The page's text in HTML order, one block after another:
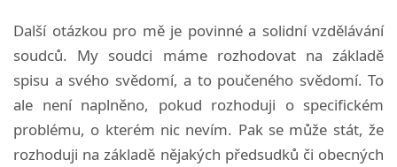
Další otázkou pro mě je povinné a solidní vzdělávání
soudců. My soudci máme rozhodovat na základě
spisu a svého svědomí, a to poučeného svědomí. To
ale není naplněno, pokud rozhoduji o specifickém
problému, o kterém nic nevím. Pak se může stát, že
rozhoduji na základě nějakých předsudků či obecných